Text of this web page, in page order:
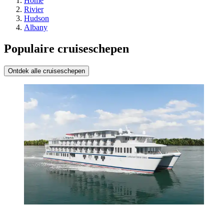
Rivier
Hudson
Albany
Populaire cruiseschepen
Ontdek alle cruiseschepen